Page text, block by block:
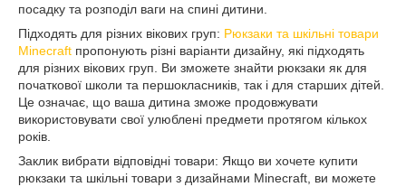
посадку та розподіл ваги на спині дитини.
Підходять для різних вікових груп: Рюкзаки та шкільні товари
Minecraft пропонують різні варіанти дизайну, які підходять
для різних вікових груп. Ви зможете знайти рюкзаки як для
початкової школи та першокласників, так і для старших дітей.
Це означає, що ваша дитина зможе продовжувати
використовувати свої улюблені предмети протягом кількох
років.
Заклик вибрати відповідні товари: Якщо ви хочете купити
рюкзаки та шкільні товари з дизайнами Minecraft, ви можете